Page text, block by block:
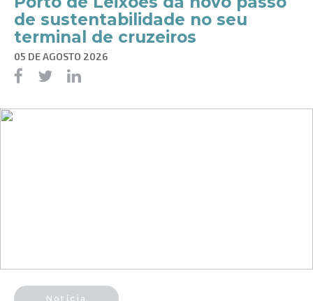
de sustentabilidade no seu
terminal de cruzeiros
05 DE AGOSTO 2026
Notícia